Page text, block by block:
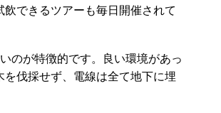
できるツアーも毎日開催されて
のが特徴的です。良い環境があっ
伐採せず、電線は全て地下に埋